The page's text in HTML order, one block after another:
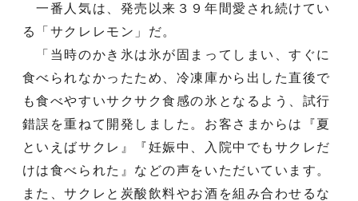
一番人気は、発売以来３９年間愛され続けてい
る「サクレレモン」だ。
「当時のかき氷は氷が固まってしまい、すぐに
食べられなかったため、冷凍庫から出した直後で
も食べやすいサクサク食感の氷となるよう、試行
錯誤を重ねて開発しました。お客さまからは『夏
といえばサクレ』『妊娠中、入院中でもサクレだ
けは食べられた』などの声をいただいています。
また、サクレと炭酸飲料やお酒を組み合わせるな